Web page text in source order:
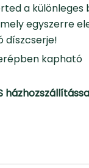
a különleges
egyszerre
díszcserje!
kapható